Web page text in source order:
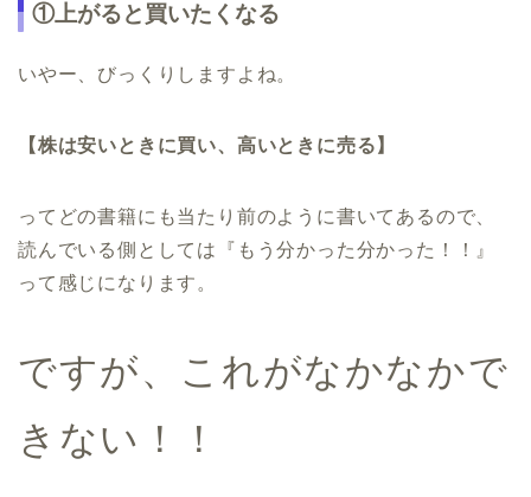
①上がると買いたくなる
いやー、びっくりしますよね。
【株は安いときに買い、高いときに売る】
ってどの書籍にも当たり前のように書いてあるので、
読んでいる側としては『もう分かった分かった！！』
って感じになります。
ですが、これがなかなかで
きない！！